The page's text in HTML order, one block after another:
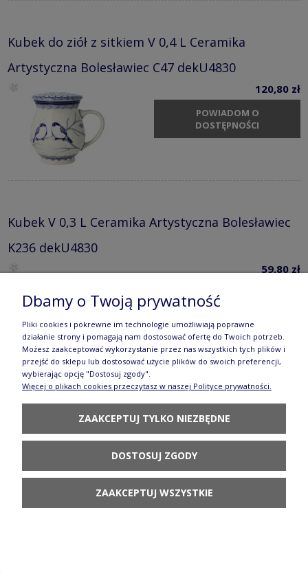
Kubek do ziół z sitkiem V 0,4 L Ceramika
Artystyczna Bolesławiec C47 dekU4830
120,80 zł
POWIADOM O
DOSTĘPNOŚCI
Kubek V 0,3 L Ceramika Artystyczna Bolesławiec
K236 dekU4830
59,80 zł
POWIADOM O
DOSTĘPNOŚCI
Miska na płatki Ceramika Artystyczna
Bolesławiec C38 dekU4830
POWIADOM O
Dbamy o Twoją prywatność
Pliki cookies i pokrewne im technologie umożliwiają poprawne
działanie strony i pomagają nam dostosować ofertę do Twoich potrzeb.
Możesz zaakceptować wykorzystanie przez nas wszystkich tych plików i
przejść do sklepu lub dostosować użycie plików do swoich preferencji,
wybierając opcję "Dostosuj zgody".
Więcej o plikach cookies przeczytasz w naszej Polityce prywatności.
ZAAKCEPTUJ TYLKO NIEZBĘDNE
DOSTOSUJ ZGODY
ZAAKCEPTUJ WSZYSTKIE